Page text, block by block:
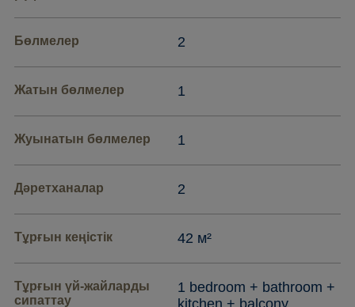
Бөлмелер 2
Жатын бөлмелер 1
Жуынатын бөлмелер 1
Дәретханалар 2
Тұрғын кеңістік 42 м²
Тұрғын үй-жайларды
сипаттау
1 bedroom + bathroom +